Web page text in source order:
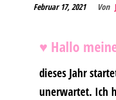
Februar 17, 2021 Von
♥ Hallo
dieses Jahr
unerwartet. Ich